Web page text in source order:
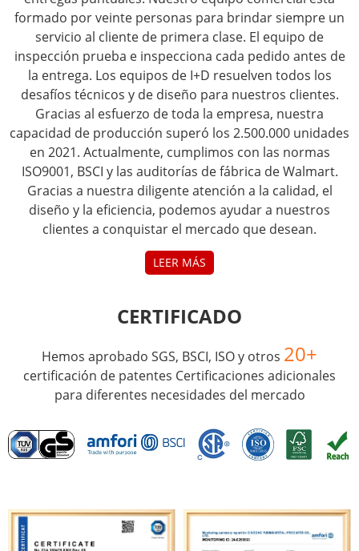
formado por veinte personas para brindar siempre un
servicio al cliente de primera clase. El equipo de
inspección prueba e inspecciona cada pedido antes de
la entrega. Los equipos de I+D resuelven todos los
desafíos técnicos y de diseño para nuestros clientes.
Gracias al esfuerzo de toda la empresa, nuestra
capacidad de producción superó los 2.500.000 unidades
en 2021. Actualmente, cumplimos con las normas
ISO9001, BSCI y las auditorías de fábrica de Walmart.
Gracias a nuestra diligente atención a la calidad, el
diseño y la eficiencia, podemos ayudar a nuestros
clientes a conquistar el mercado que desean.
LEER MÁS
CERTIFICADO
Hemos aprobado SGS, BSCI, ISO y otros 20+
certificación de patentes Certificaciones adicionales
para diferentes necesidades del mercado